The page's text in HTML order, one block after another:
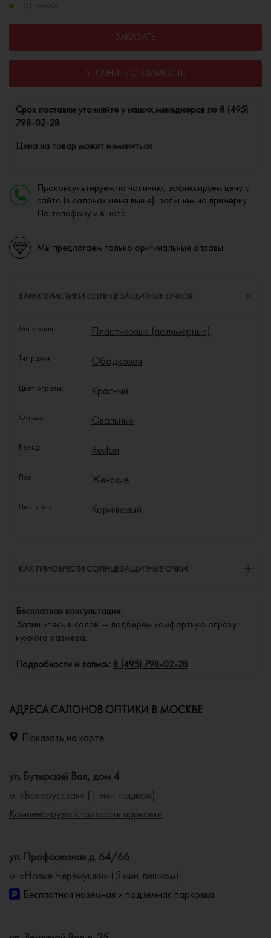
ПОД ЗАКАЗ
ЗАКАЗАТЬ
УТОЧНИТЬ СТОИМОСТЬ
Cрок поставки уточняйте у наших менеджеров по 8 (495)
798-02-28
Цена на товар может измениться
Проконсультируем по наличию, зафиксируем цену с
сайта (в салонах цена выше), запишем на примерку.
По телефону и в чате
Мы предлагаем только оригинальные оправы
ХАРАКТЕРИСТИКИ СОЛНЦЕЗАЩИТНЫХ ОЧКОВ
Материал: Пластиковые (полимерные)
Тип рамки: Ободковая
Цвет оправы: Красный
Форма: Овальные
Бренд: Revlon
Пол: Женские
Цвет линз: Коричневый
КАК ПРИОБРЕСТИ СОЛНЦЕЗАЩИТНЫЕ ОЧКИ
Бесплатная консультация.
Запишитесь в салон — подберем комфортную оправу
нужного размера.
Подробности и запись: 8 (495) 798-02-28
АДРЕСА САЛОНОВ ОПТИКИ В МОСКВЕ
Показать на карте
ул. Бутырский Вал, дом 4
м. «Белорусская» (1 мин. пешком)
Компенсируем стоимость парковки
ул. Профсоюзная д. 64/66
м. «Новые Черёмушки» (5 мин. пешком)
Бесплатная наземная и подземная парковка